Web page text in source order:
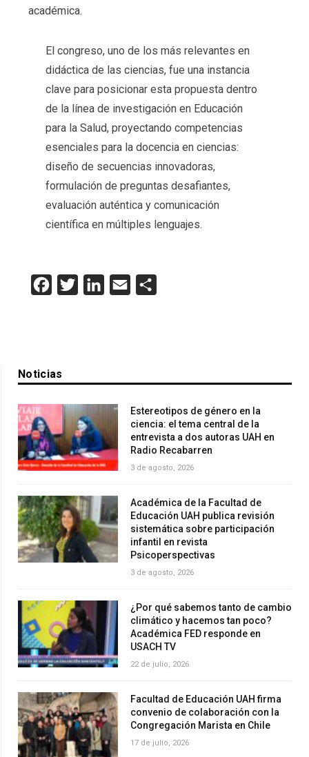
académica.
El congreso, uno de los más relevantes en
didáctica de las ciencias, fue una instancia
clave para posicionar esta propuesta dentro
de la línea de investigación en Educación
para la Salud, proyectando competencias
esenciales para la docencia en ciencias:
diseño de secuencias innovadoras,
formulación de preguntas desafiantes,
evaluación auténtica y comunicación
científica en múltiples lenguajes.
Facebook
Twitter LinkedInEmail
Noticias
Estereotipos de género en la
ciencia: el tema central de la
entrevista a dos autoras UAH en
Radio Recabarren
3 de agosto, 2026
Académica de la Facultad de
Educación UAH publica revisión
sistemática sobre participación
infantil en revista
Psicoperspectivas
3 de agosto, 2026
¿Por qué sabemos tanto de cambio
climático y hacemos tan poco?
Académica FED responde en
USACH TV
22 de julio, 2026
Facultad de Educación UAH firma
convenio de colaboración con la
Congregación Marista en Chile
17 de julio, 2026